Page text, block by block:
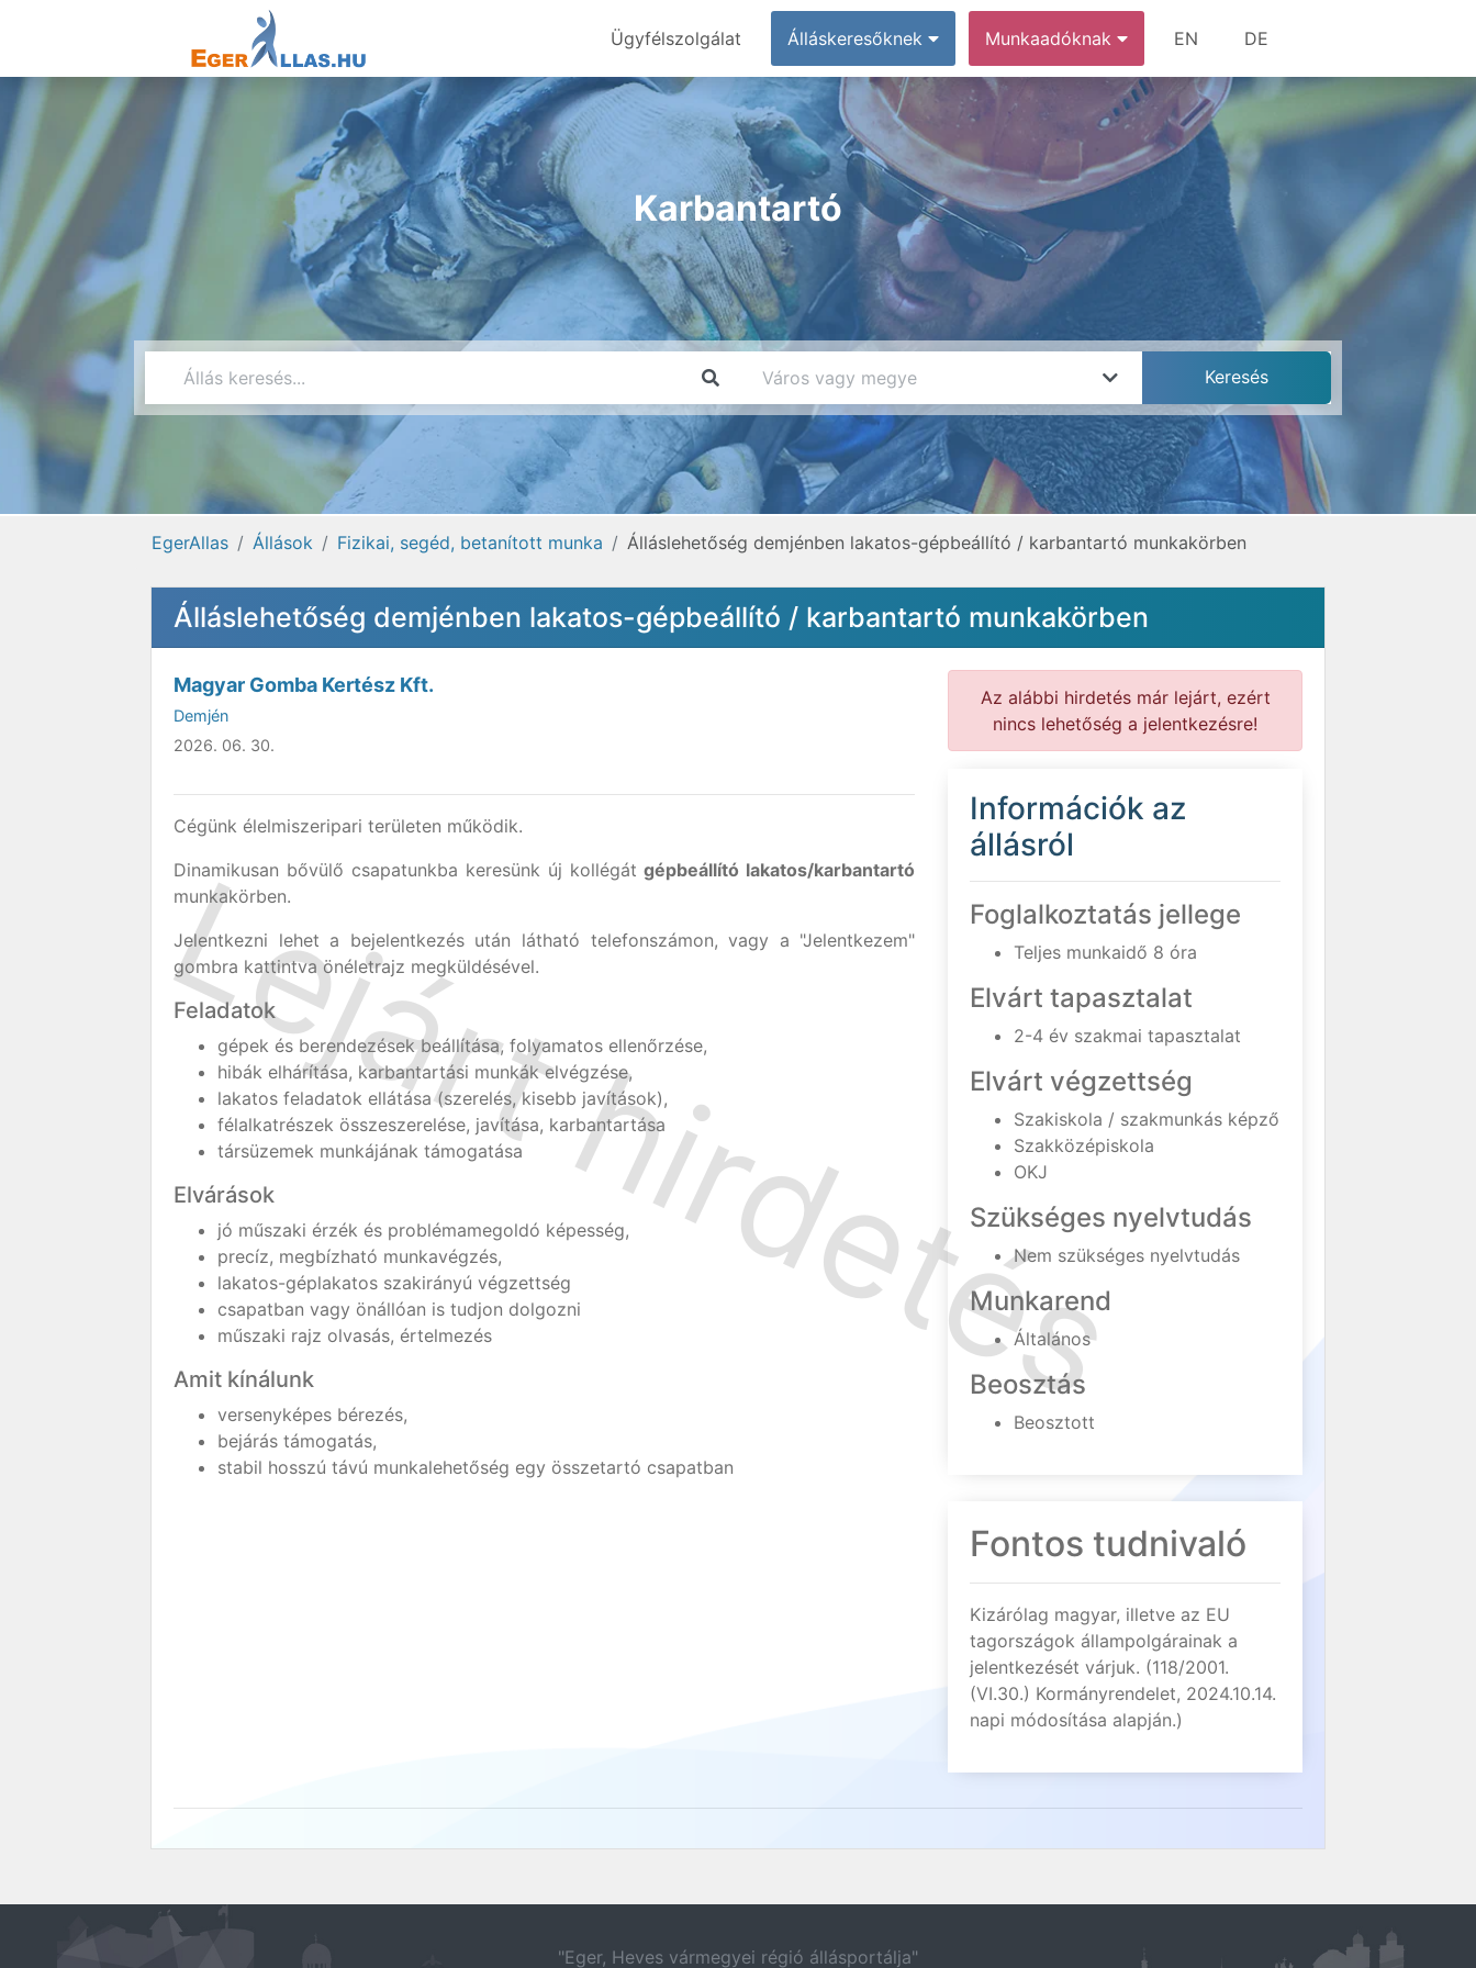
Ügyfélszolgálat Álláskeresőknek Munkaadóknak EN DE
Karbantartó
EgerAllas Állások Fizikai, segéd, betanított munka Álláslehetőség demjénben lakatos-gépbeállító / karbantartó munkakörben
Álláslehetőség demjénben lakatos-gépbeállító / karbantartó munkakörben
Magyar Gomba Kertész Kft.
Demjén
2026. 06. 30.
Cégünk élelmiszeripari területen működik.
Dinamikusan bővülő csapatunkba keresünk új kollégátgépbeállító lakatos/karbantartó
munkakörben.
Jelentkezni lehet a bejelentkezés után látható telefonszámon, vagy a "Jelentkezem"
gombra kattintva önéletrajz megküldésével.
Feladatok
gépek és berendezések beállítása, folyamatos ellenőrzése,
hibák elhárítása, karbantartási munkák elvégzése,
lakatos feladatok ellátása (szerelés, kisebb javítások),
félalkatrészek összeszerelése, javítása, karbantartása
társüzemek munkájának támogatása
Elvárások
jó műszaki érzék és problémamegoldó képesség,
precíz, megbízható munkavégzés,
lakatos-géplakatos szakirányú végzettség
csapatban vagy önállóan is tudjon dolgozni
műszaki rajz olvasás, értelmezés
Amit kínálunk
versenyképes bérezés,
bejárás támogatás,
stabil hosszú távú munkalehetőség egy összetartó csapatban
Az alábbi hirdetés már lejárt, ezért
nincs lehetőség a jelentkezésre!
Információk az
állásról
Foglalkoztatás jellege
Teljes munkaidő 8 óra
Elvárt tapasztalat
2-4 év szakmai tapasztalat
Elvárt végzettség
Szakiskola / szakmunkás képző
Szakközépiskola
OKJ
Szükséges nyelvtudás
Nem szükséges nyelvtudás
Munkarend
Általános
Beosztás
Beosztott
Fontos tudnivaló
Kizárólag magyar, illetve az EU
tagországok állampolgárainak a
jelentkezését várjuk. (118/2001.
(VI.30.) Kormányrendelet, 2024.10.14.
napi módosítása alapján.)
"Eger, Heves vármegyei régió állásportálja"